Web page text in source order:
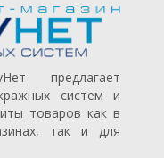
предлагает
систем и
товаров как в
так и для